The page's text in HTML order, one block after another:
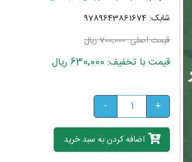
شابک: 9789643861674
قیمت اصلی:700٬000 ریال
قیمت با تخفیف: 630٬000 ریال
+
-
اضافه کردن به سبد خرید